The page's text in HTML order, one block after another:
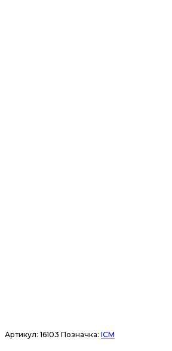
Артикул: 16103 Позначка: ICM